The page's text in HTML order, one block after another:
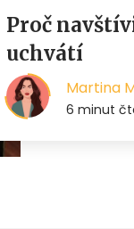
Proč
uchvátí
Martina
6 minut